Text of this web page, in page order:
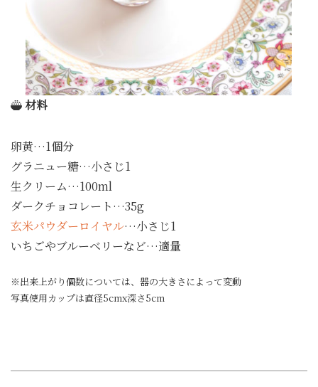
材料
卵黄…1個分
グラニュー糖…小さじ1
生クリーム…100ml
ダークチョコレート…35g
玄米パウダーロイヤル…小さじ1
いちごやブルーベリーなど…適量
※出来上がり個数については、器の大きさによって変動
写真使用カップは直径5cmx深さ5cm